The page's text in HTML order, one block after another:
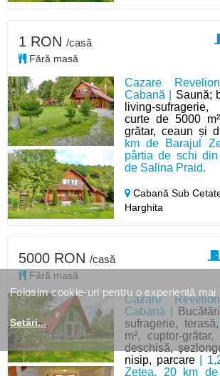
Cazare
Cabană | Saună;
living-
curte de 5000
grătar, ceaun și
km de Barajul
pârtia de schi
de Salina Praid.
Cabană Sub
Harghita
1 RON /casă
Fără masă
Cazare
Cabană |
sufragerie,
m², cuptor-
deschisă,
nisip, parcare|
Zetea, 20 km
5000 RON /casă
Fără masă
Folosim cookie-uri pentru o experiență mai
Setări...